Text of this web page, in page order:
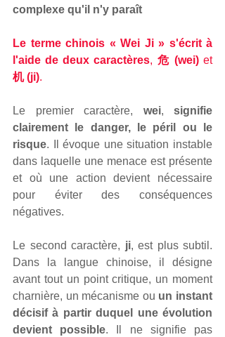
complexe qu'il n'y paraît
Le terme chinois « Wei Ji » s'écrit à
l'aide de deux caractères, 危 (wei)
et
机 (ji).
Le premier caractère, wei, signifie
clairement le danger, le péril ou le
risque. Il évoque une situation instable
dans laquelle une menace est présente
et où une action devient nécessaire
pour éviter des conséquences
négatives.
Le second caractère, ji, est plus subtil.
Dans la langue chinoise, il désigne
avant tout un point critique, un moment
charnière, un mécanisme ou un instant
décisif à partir duquel une évolution
devient possible. Il ne signifie pas